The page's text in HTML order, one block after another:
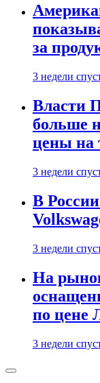
за
3 недели
Власти
больше
цены на
3 недели
В
3 недели
На
по цене
3 недели